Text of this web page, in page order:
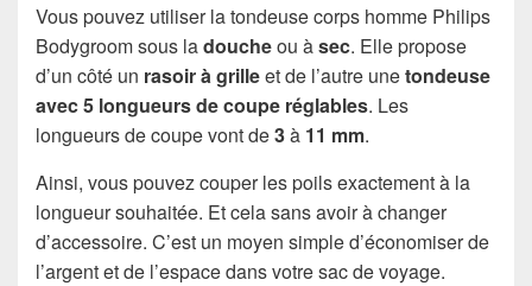
Vous pouvez utiliser la tondeuse corps homme Philips
Bodygroom sous ladoucheou àsec. Elle propose
d’un côté un rasoir à grilleet de l’autre unetondeuse
avec 5 longueurs de coupe réglables. Les
longueurs de coupe vont de3à 11 mm.
Ainsi, vous pouvez couper les poils exactement à la
longueur souhaitée. Et cela sans avoir à changer
d’accessoire. C’est un moyen simple d’économiser de
l’argent et de l’espace dans votre sac de voyage.